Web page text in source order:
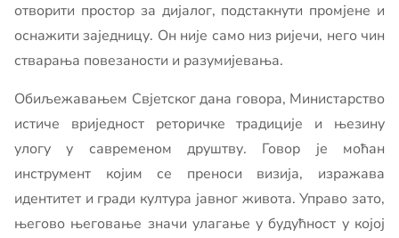
отворити простор за дијалог, подстакнути промјене и
оснажити заједницу. Он није само низ ријечи, него чин
стварања повезаности и разумијевања.
Обиљежавањем Свјетског дана говора, Министарство
истиче вриједност реторичке традиције и њезину
улогу у савременом друштву. Говор је моћан
инструмент којим се преноси визија, изражава
идентитет и гради култура јавног живота. Управо зато,
његово његовање значи улагање у будућност у којој